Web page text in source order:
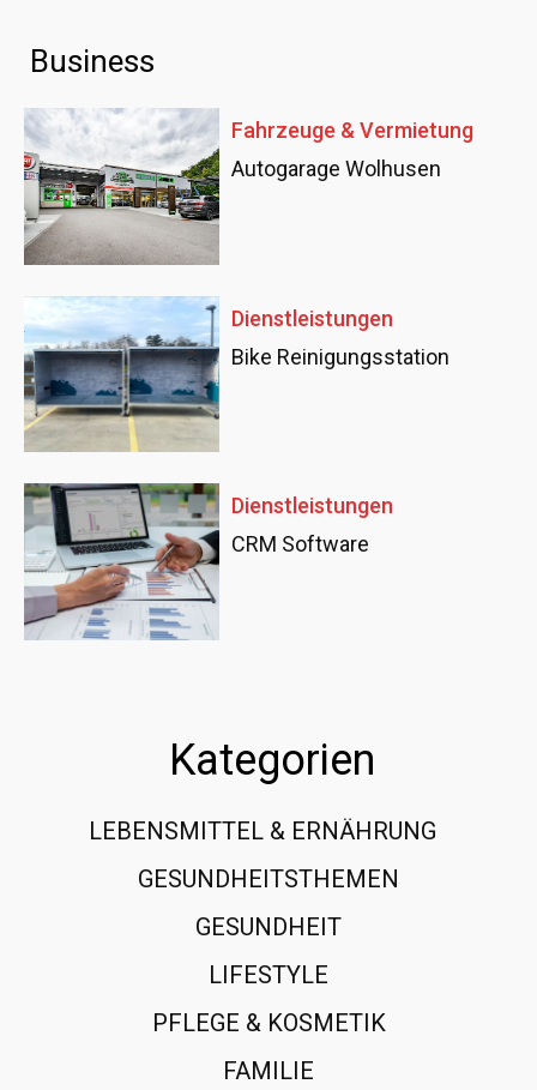
Business
Fahrzeuge & Vermietung
Autogarage Wolhusen
Dienstleistungen
Bike Reinigungsstation
Dienstleistungen
CRM Software
Kategorien
LEBENSMITTEL & ERNÄHRUNG
GESUNDHEITSTHEMEN
GESUNDHEIT
LIFESTYLE
PFLEGE & KOSMETIK
FAMILIE